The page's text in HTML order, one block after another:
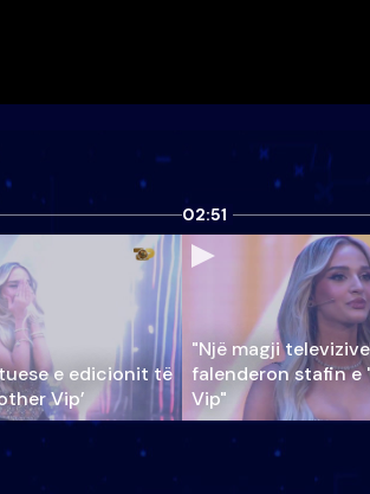
e edicionit të
Vip’
02:51
"Një magji
falenderon stafin e
Vip"